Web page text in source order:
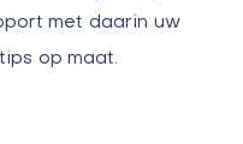
met daarin uw
op maat.